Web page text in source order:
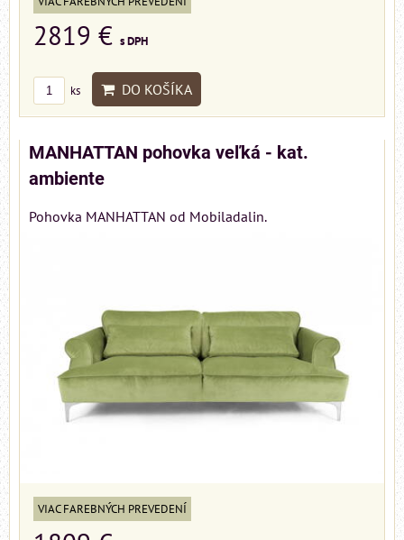
2819 € s DPH
ks DO KOŠÍKA
MANHATTAN pohovka veľká - kat.
ambiente
Pohovka MANHATTAN od Mobiladalin.
VIAC FAREBNÝCH PREVEDENÍ